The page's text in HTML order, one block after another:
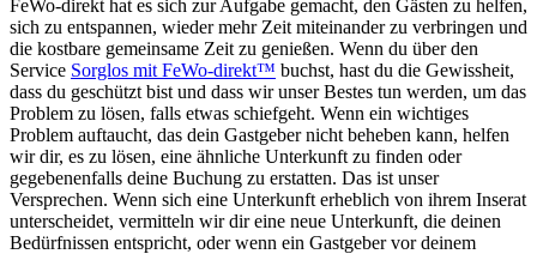
FeWo-direkt hat es sich zur Aufgabe gemacht, den Gästen zu helfen,
sich zu entspannen, wieder mehr Zeit miteinander zu verbringen und
die kostbare gemeinsame Zeit zu genießen. Wenn du über den
Service Sorglos mit FeWo-direkt™ buchst, hast du die Gewissheit,
dass du geschützt bist und dass wir unser Bestes tun werden, um das
Problem zu lösen, falls etwas schiefgeht. Wenn ein wichtiges
Problem auftaucht, das dein Gastgeber nicht beheben kann, helfen
wir dir, es zu lösen, eine ähnliche Unterkunft zu finden oder
gegebenenfalls deine Buchung zu erstatten. Das ist unser
Versprechen. Wenn sich eine Unterkunft erheblich von ihrem Inserat
unterscheidet, vermitteln wir dir eine neue Unterkunft, die deinen
Bedürfnissen entspricht, oder wenn ein Gastgeber vor deinem